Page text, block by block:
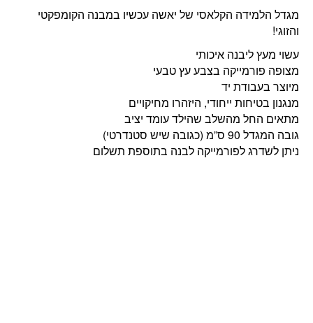
מגדל הלמידה הקלאסי של יאשה עכשיו במבנה הקומפקטי
והזוגי!
עשוי מעץ ליבנה איכותי
מצופה פורמייקה בצבע עץ טבעי
מיוצר בעבודת יד
מנגנון בטיחות ייחודי, היזהרו מחיקויים
מתאים החל מהשלב שהילד עומד יציב
גובה המגדל 90 ס”מ (כגובה שיש סטנדרטי)
ניתן לשדרג לפורמייקה לבנה בתוספת תשלום